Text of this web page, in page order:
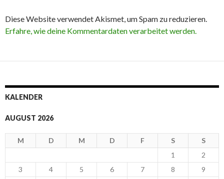
Diese Website verwendet Akismet, um Spam zu reduzieren.
Erfahre, wie deine Kommentardaten verarbeitet werden.
KALENDER
AUGUST 2026
M D M D F S
S
1
2
3
4 5 6 7 8
9